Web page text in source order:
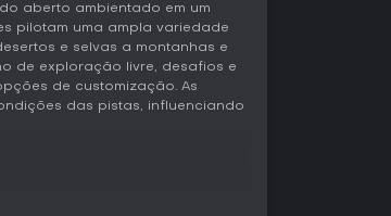
aberto ambientado em um
pilotam uma ampla variedade
e selvas a montanhas e
de exploração livre, desafios e
de customização. As
das pistas, influenciando